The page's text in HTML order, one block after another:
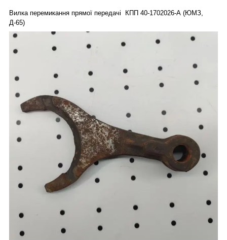
Вилка перемикання прямої передачі КПП 40-1702026-А (ЮМЗ,
Д-65)